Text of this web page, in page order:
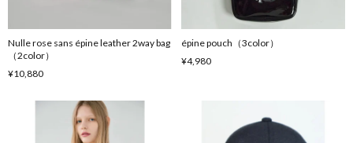
Nulle rose sans épine leather 2way bag
（2color）
¥10,880
épine pouch（3color）
¥4,980